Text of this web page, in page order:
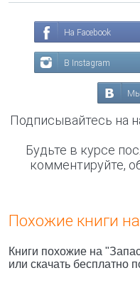
На Facebook
В Instagram
Мы
Подписывайтесь на
Будьте в курсе
комментируйте,
Похожие книги
Книги похожие на
или скачать бесплатно